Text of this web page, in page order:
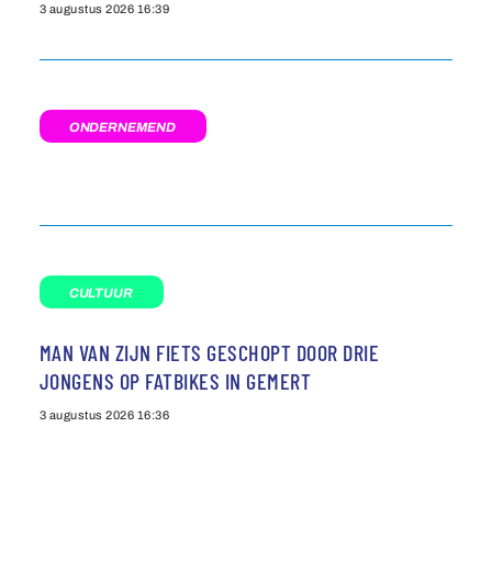
3 augustus 2026 16:39
ONDERNEMEND
CULTUUR
MAN VAN ZIJN FIETS GESCHOPT DOOR DRIE
JONGENS OP FATBIKES IN GEMERT
3 augustus 2026 16:36